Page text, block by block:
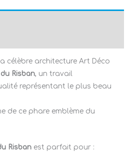
célèbre architecture Art Déco
Risban, un travail
représentant le plus beau
de ce phare emblème du
Risban est parfait pour :